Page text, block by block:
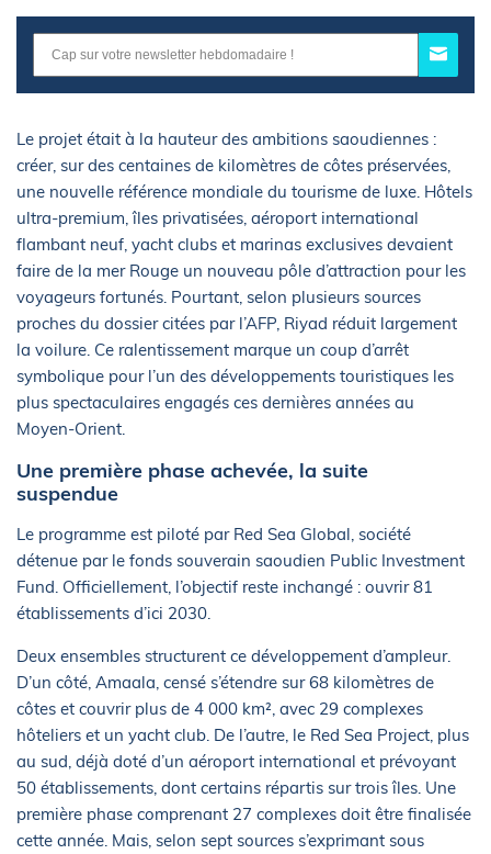
Le projet était à la hauteur des ambitions saoudiennes :
créer, sur des centaines de kilomètres de côtes préservées,
une nouvelle référence mondiale du tourisme de luxe. Hôtels
ultra-premium, îles privatisées, aéroport international
flambant neuf, yacht clubs et marinas exclusives devaient
faire de la mer Rouge un nouveau pôle d’attraction pour les
voyageurs fortunés. Pourtant, selon plusieurs sources
proches du dossier citées par l’AFP, Riyad réduit largement
la voilure. Ce ralentissement marque un coup d’arrêt
symbolique pour l’un des développements touristiques les
plus spectaculaires engagés ces dernières années au
Moyen-Orient.
Une première phase achevée, la suite
suspendue
Le programme est piloté par Red Sea Global, société
détenue par le fonds souverain saoudien Public Investment
Fund. Officiellement, l’objectif reste inchangé : ouvrir 81
établissements d’ici 2030.
Deux ensembles structurent ce développement d’ampleur.
D’un côté, Amaala, censé s’étendre sur 68 kilomètres de
côtes et couvrir plus de 4 000 km², avec 29 complexes
hôteliers et un yacht club. De l’autre, le Red Sea Project, plus
au sud, déjà doté d’un aéroport international et prévoyant
50 établissements, dont certains répartis sur trois îles. Une
première phase comprenant 27 complexes doit être finalisée
cette année. Mais, selon sept sources s’exprimant sous